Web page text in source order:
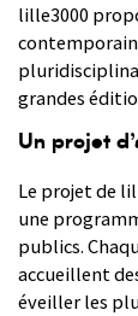
lille3000
grandes
Un projet
Le projet de
une
publics.
accueillent
éveiller les